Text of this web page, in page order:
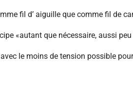
fil d’ aiguille que comme fil de
«autant que nécessaire, aussi
le moins de tension possible